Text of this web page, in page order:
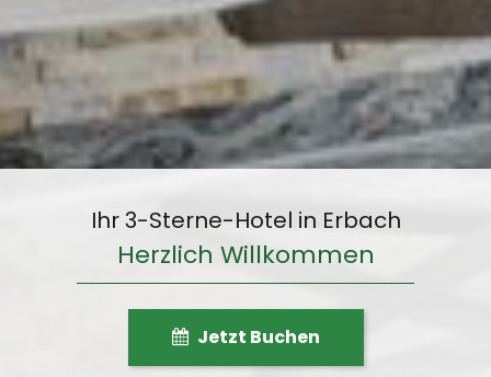
Ihr 3-Sterne-Hotel in Erbach
Herzlich Willkommen
 Jetzt Buchen